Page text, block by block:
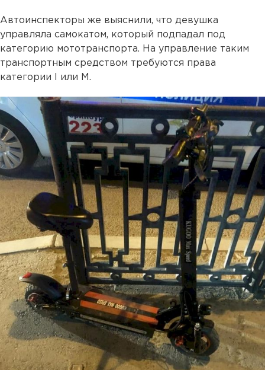
Автоинспекторы же выяснили, что девушка
управляла самокатом, который подпадал под
категорию мототранспорта. На управление таким
транспортным средством требуются права
категории I или М.